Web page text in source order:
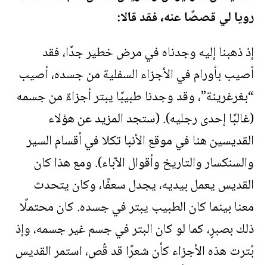
رويا لي قصصًا عنه، فقد قالا:
إذ ذهبنا إليه وجدناه في مرض خطير جدًا، فقد
أصيب بأورام في الأجزاء السفلية من جسده، أصيب
“بغرغرينة”، وقد وجدنا طبيبًا يبتر أجزاءً من جسمه
(غالبًا إحدى رجليه). (ستجد المزيد عن هؤلاء
القديسين هنا في موقع الأنبا تكلا في أقسام السير
والسنكسار والتاريخ وأقوال الآباء). ومع هذا كان
القديس يعمل بيديه، يجدل سعفًا، وكان يتحدث
معنا بينما كان الطبيب يبتر في جسده. كان محتملًا
ذلك بصبرٍ، كما لو كان البتر في جسم غير جسمه، وإذ
بُترت هذه الأجزاء كأن شعرًا قد قُص، استمر القديس